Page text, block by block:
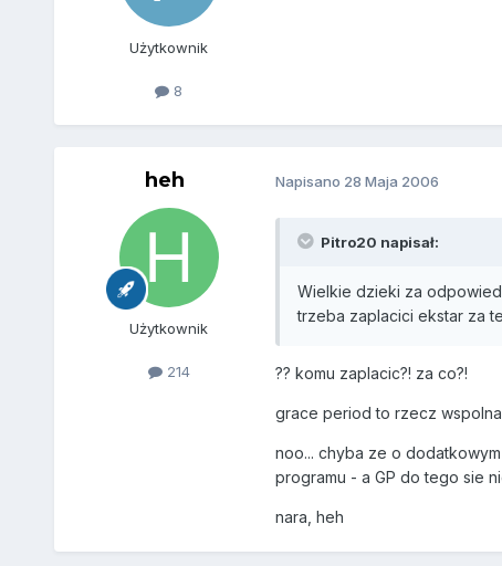
Użytkownik
8
heh
Użytkownik
214
Napisano 28 Maja 2006
Pitro20 napisał:
Wielkie dzieki za
trzeba zaplacici ekstar za
?? komu zaplacic?! za co?!
grace period to rzecz
noo... chyba ze o
programu - a GP do tego sie
nara, heh